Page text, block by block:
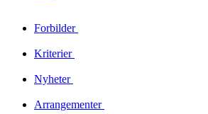
Forbilder
Kriterier
Nyheter
Arrangementer